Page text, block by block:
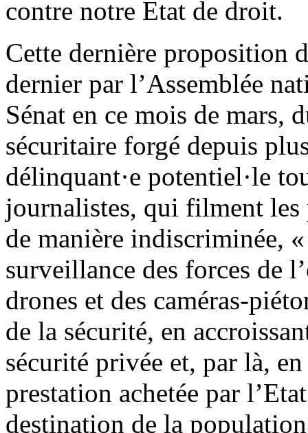
contre notre Etat de droit.
Cette dernière proposition
dernier par l’Assemblée
Sénat en ce mois de mars,
sécuritaire forgé depuis
délinquant·e potentiel·le
journalistes, qui filment
de manière indiscriminée,
surveillance des forces de
drones et des caméras-
de la sécurité, en
sécurité privée et, par là,
prestation achetée par
destination de la